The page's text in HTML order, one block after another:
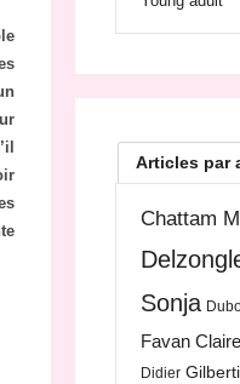
Articles par
Chattam
Sonja
Favan Claire
Didier